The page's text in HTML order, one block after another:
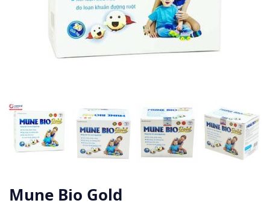
Mune Bio Gold